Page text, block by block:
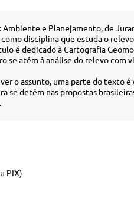
e Planejamento, de
disciplina que estuda o
é dedicado à Cartografia
se atém à análise do relevo com
o assunto, uma parte do texto
se detém nas propostas
PIX)